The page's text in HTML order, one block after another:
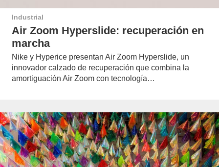
Industrial
Air Zoom Hyperslide: recuperación en
marcha
Nike y Hyperice presentan Air Zoom Hyperslide, un
innovador calzado de recuperación que combina la
amortiguación Air Zoom con tecnología…